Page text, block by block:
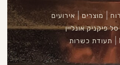
מוצרים
אירועים
פיקניק אונליין
תעודת כשרות